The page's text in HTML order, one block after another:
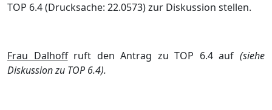
TOP 6.4 (Drucksache: 22.0573) zur Diskussion stellen.
Frau Dalhoffruft den Antrag zu TOP 6.4 auf(siehe
Diskussion zu TOP 6.4).